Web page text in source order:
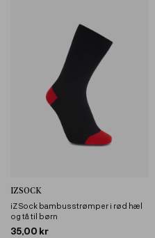
IZSOCK
iZ Sock bambusstrømper i rød hæl
og tå til børn
35,00 kr